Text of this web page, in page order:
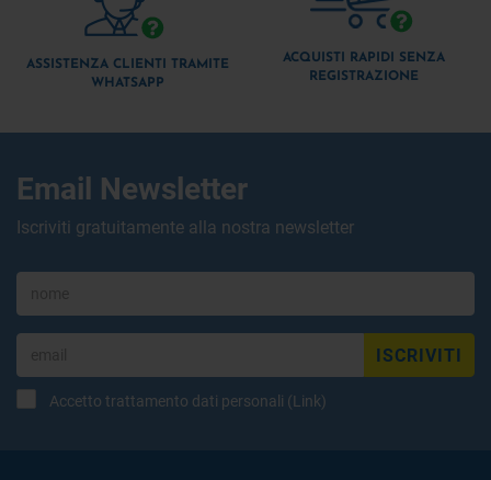
ASSISTENZA CLIENTI TRAMITE
WHATSAPP
ACQUISTI RAPIDI SENZA
REGISTRAZIONE
Email Newsletter
Iscriviti gratuitamente alla nostra newsletter
ISCRIVITI
Accetto trattamento dati personali (Link)